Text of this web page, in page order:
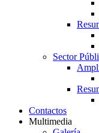
Sector
Contactos
Multimedia